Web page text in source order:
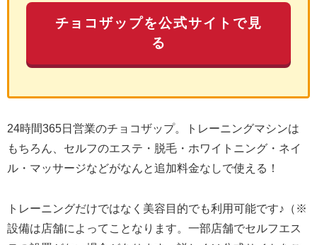
チョコザップを公式サイトで見
る
24時間365日営業のチョコザップ。トレーニングマシンは
もちろん、セルフのエステ・脱毛・ホワイトニング・ネイ
ル・マッサージなどがなんと追加料金なしで使える！
トレーニングだけではなく美容目的でも利用可能です♪（※
設備は店舗によってことなります。一部店舗でセルフエス